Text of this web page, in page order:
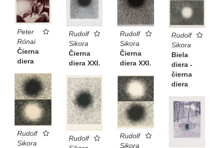
Peter
Rónai
Čierna
diera
Rudolf
Sikora
Čierna
diera XXI.
Rudolf
Sikora
Čierna
diera XXI.
Rudolf
Sikora
Biela
diera -
čierna
diera
Rudolf
Sikora
Rudolf
Rudolf
Sikora